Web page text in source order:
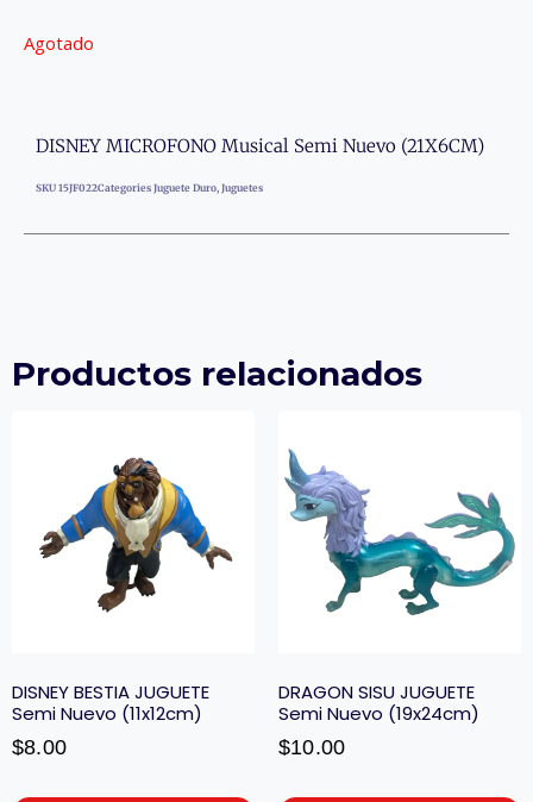
Agotado
DISNEY MICROFONO Musical Semi Nuevo (21X6CM)
SKU 15JF022Categories Juguete Duro, Juguetes
Productos relacionados
DISNEY BESTIA JUGUETE
Semi Nuevo (11x12cm)
$8.00
DRAGON SISU JUGUETE
Semi Nuevo (19x24cm)
$10.00